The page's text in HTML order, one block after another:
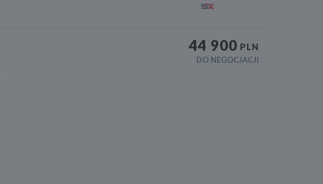
44 900 PLN
DO NEGOCJACJI